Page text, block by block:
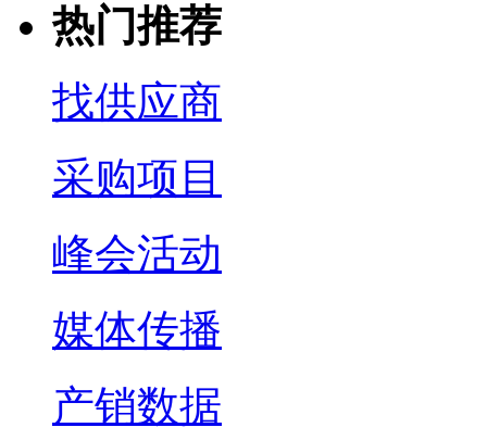
热门推荐
找供应商
采购项目
峰会活动
媒体传播
产销数据